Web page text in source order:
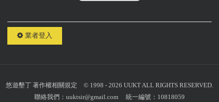
業者登入
悠遊墾丁 著作權相關規定 © 1998 - 2026 UUKT ALL RIGHTS RESERVED.
聯絡我們： uuktsir@gmail.com 統一編號：10818059